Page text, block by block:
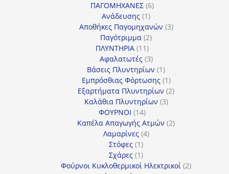
προϊόντα
ΠΑΓΟΜΗΧΑΝΕΣ 66
Ανάδευσης 11
προϊόν
Αποθήκες Παγομηχανών 33
Παγότριμμα 22
ΠΛΥΝΤΗΡΙΑ 1111
προϊόντα
Αφαλατωτές 33
προϊόντα
Βάσεις Πλυντηρίων 11
προϊόν
Εμπρόσθιας Φόρτωσης 11
προϊόν
Εξαρτήματα Πλυντηρίων 22
Καλάθια Πλυντηρίων 33
ΦΟΥΡΝΟΙ 1414
προϊόντα
Καπέλα Απαγωγής Ατμών 22
Λαμαρίνες 44
Στόφες 11
προϊόν
Σχάρες 11
προϊόν
Φούρνοι Κυκλοθερμικοί Ηλεκτρικοί 22